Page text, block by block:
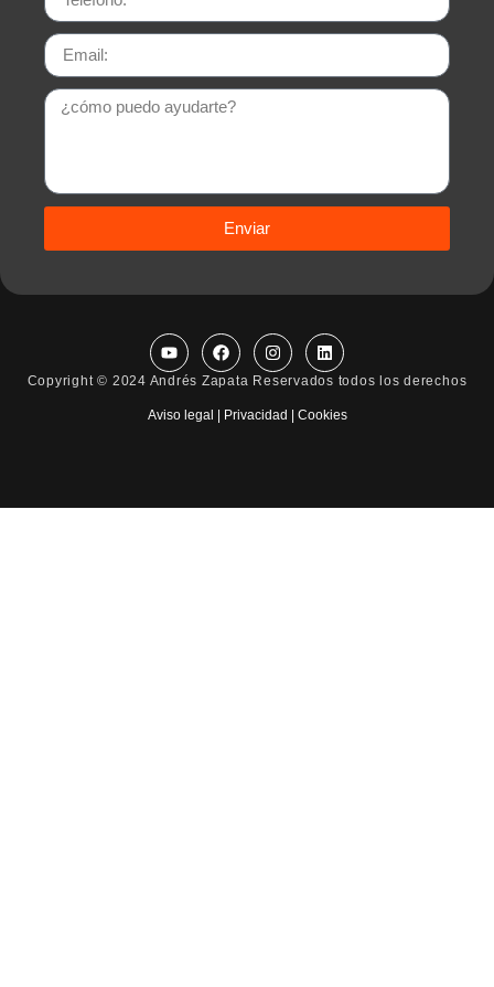
Enviar
Copyright © 2024 Andrés Zapata Reservados todos los derechos
Aviso legal | Privacidad | Cookies